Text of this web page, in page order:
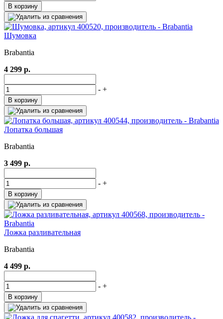
В корзину
Шумовка
Brabantia
4 299 р.
- +
В корзину
Лопатка большая
Brabantia
3 499 р.
- +
В корзину
Ложка разливательная
Brabantia
4 499 р.
- +
В корзину